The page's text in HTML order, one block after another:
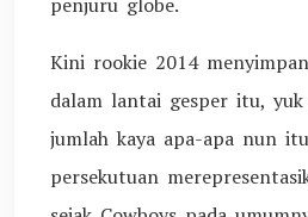
Kini rookie 2014
dalam lantai gesper itu,
jumlah kaya apa-apa nun
persekutuan